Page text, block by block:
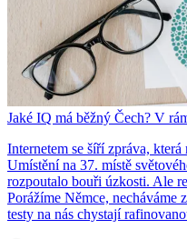
Jaké IQ má běžný Čech? V
Internetem se šíří zpráva,
Umístění na 37. místě
rozpoutalo bouři úzkosti. Ale
Porážíme Němce, necháváme
testy na nás chystají